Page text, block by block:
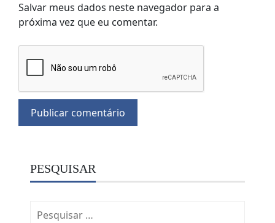
Salvar meus dados neste navegador para a
próxima vez que eu comentar.
PESQUISAR